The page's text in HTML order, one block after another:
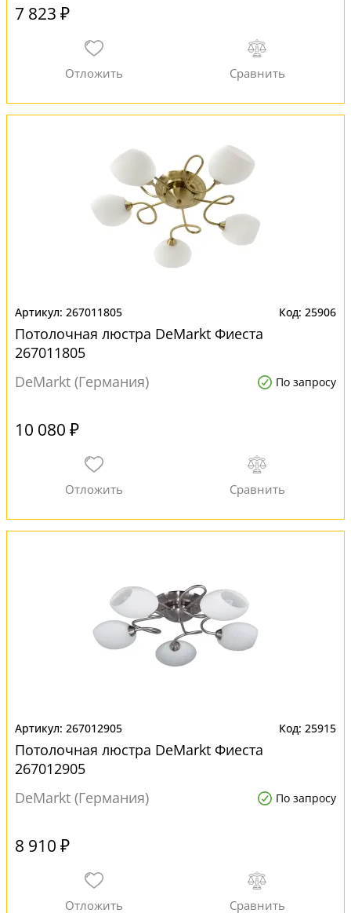
7 823 ₽
267011805 25906
Потолочная люстра DeMarkt Фиеста
267011805
DeMarkt (Германия)
По запросу
10 080 ₽
267012905 25915
Потолочная люстра DeMarkt Фиеста
267012905
DeMarkt (Германия)
По запросу
8 910 ₽